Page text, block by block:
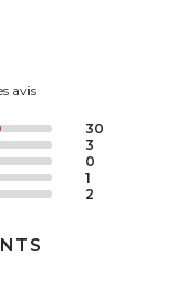
avis
2
1
0
3
30